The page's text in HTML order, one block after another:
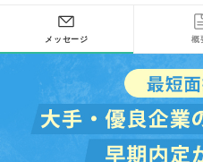
メッセージ 概